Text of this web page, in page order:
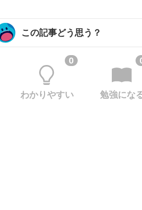
この記事どう思う？
0
わかりやすい 勉強にな